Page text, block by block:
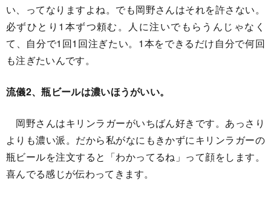
い、ってなりますよね。でも岡野さんはそれを許さない。
必ずひとり1本ずつ頼む。人に注いでもらうんじゃなく
て、自分で1回1回注ぎたい。1本をできるだけ自分で何回
も注ぎたいんです。
流儀2、瓶ビールは濃いほうがいい。
岡野さんはキリンラガーがいちばん好きです。あっさり
よりも濃い派。だから私がなにもきかずにキリンラガーの
瓶ビールを注文すると「わかってるね」って顔をします。
喜んでる感じが伝わってきます。